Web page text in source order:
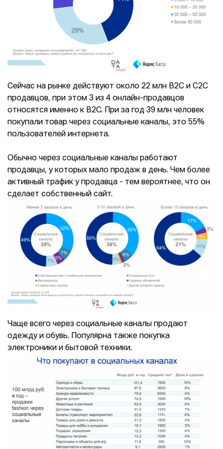
Сейчас на рынке действуют около 22 млн B2C и C2C
продавцов, при этом 3 из 4 онлайн-продавцов
относятся именно к B2C. При за год 39 млн человек
покупали товар через социальные каналы, это 55%
пользователей интернета.
Обычно через социальные каналы работают
продавцы, у которых мало продаж в день. Чем более
активный трафик у продавца - тем вероятнее, что он
сделает собственный сайт.
Чаще всего через социальные каналы продают
одежду и обувь. Популярна также покупка
электроники и бытовой техники.